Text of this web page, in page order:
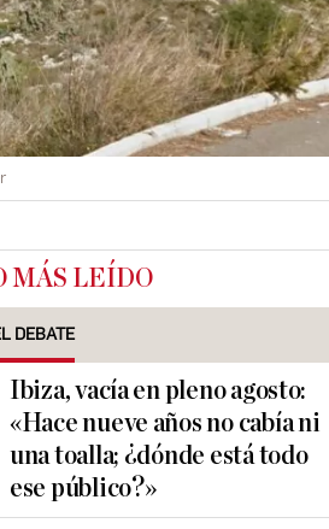
MÁS LEÍDO
DEBATE
Ibiza, vacía en pleno agosto:
«Hace nueve años no cabía ni
una toalla; ¿dónde está todo
ese público?»